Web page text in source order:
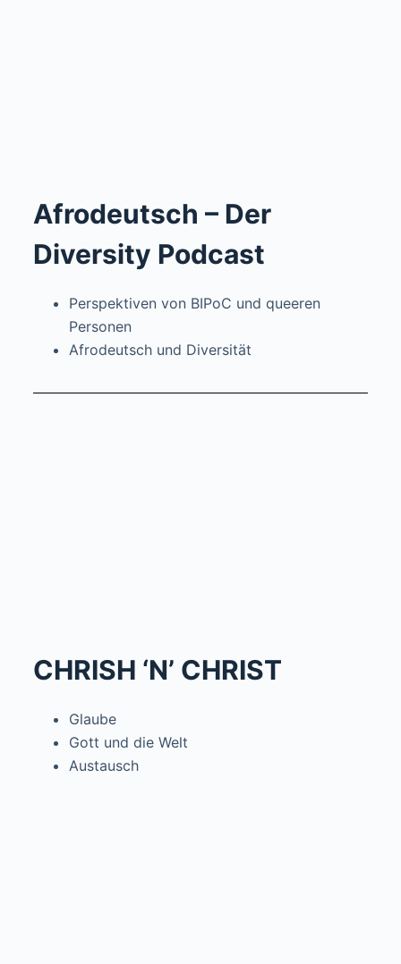
Afrodeutsch – Der
Diversity Podcast
Perspektiven von BIPoC und queeren
Personen
Afrodeutsch und Diversität
CHRISH ‘N’ CHRIST
Glaube
Gott und die Welt
Austausch